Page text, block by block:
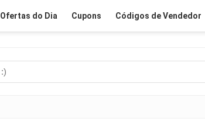
Ofertas do Dia Cupons Códigos de Vendedor